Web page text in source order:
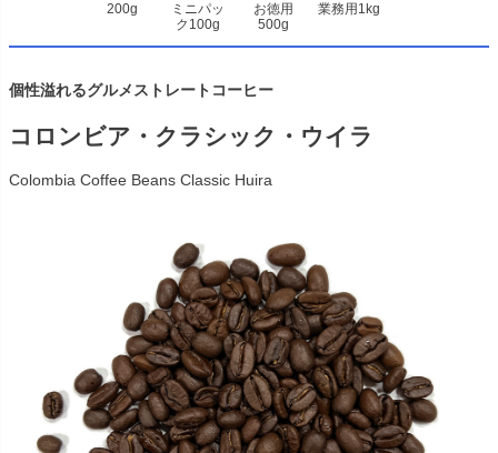
200g
ミニパッ
ク100g
お徳用
500g
業務用1kg
個性溢れるグルメストレートコーヒー
コロンビア・クラシック・ウイラ
Colombia Coffee Beans Classic Huira